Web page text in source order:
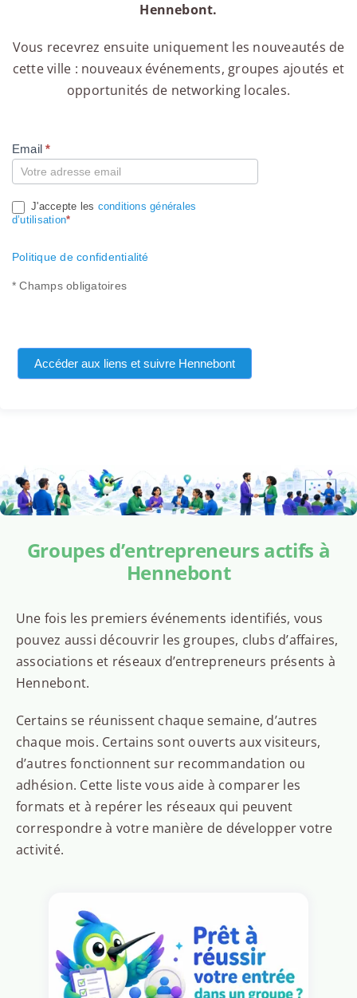
Hennebont.
Vous recevrez ensuite uniquement les nouveautés de
cette ville : nouveaux événements, groupes ajoutés et
opportunités de networking locales.
Compte
Email*
J'accepte les conditions générales
d’utilisation*
Politique de confidentialité
* Champs obligatoires
Accéder aux liens et suivre Hennebont
Groupes d’entrepreneurs actifs à
Hennebont
Une fois les premiers événements identifiés, vous
pouvez aussi découvrir les groupes, clubs d’affaires,
associations et réseaux d’entrepreneurs présents à
Hennebont.
Certains se réunissent chaque semaine, d’autres
chaque mois. Certains sont ouverts aux visiteurs,
d’autres fonctionnent sur recommandation ou
adhésion. Cette liste vous aide à comparer les
formats et à repérer les réseaux qui peuvent
correspondre à votre manière de développer votre
activité.